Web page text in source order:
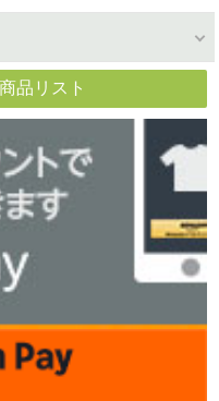
品リスト